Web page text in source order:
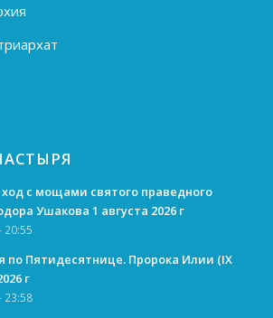
с мощами святого праведного
Ушакова 1 августа 2026 г
20:55
по Пятидесятнице. Пророка Илии (IX
г
23:58